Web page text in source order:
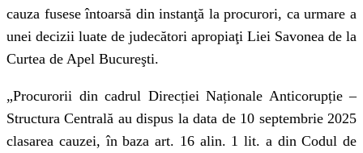
cauza fusese întoarsă din instanţă la procurori, ca urmare a
unei decizii luate de judecători apropiaţi Liei Savonea de la
Curtea de Apel Bucureşti.
„Procurorii din cadrul Direcției Naționale Anticorupție –
Structura Centrală au dispus la data de 10 septembrie 2025
clasarea cauzei, în baza art. 16 alin. 1 lit. a din Codul de